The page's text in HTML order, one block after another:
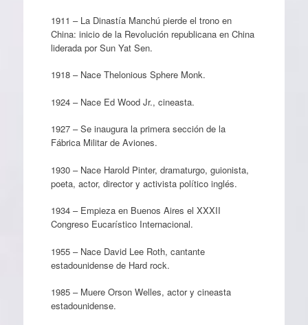
1911 – La Dinastía Manchú pierde el trono en
China: inicio de la Revolución republicana en China
liderada por Sun Yat Sen.
1918 – Nace Thelonious Sphere Monk.
1924 – Nace Ed Wood Jr., cineasta.
1927 – Se inaugura la primera sección de la
Fábrica Militar de Aviones.
1930 – Nace Harold Pinter, dramaturgo, guionista,
poeta, actor, director y activista político inglés.
1934 – Empieza en Buenos Aires el XXXII
Congreso Eucarístico Internacional.
1955 – Nace David Lee Roth, cantante
estadounidense de Hard rock.
1985 – Muere Orson Welles, actor y cineasta
estadounidense.